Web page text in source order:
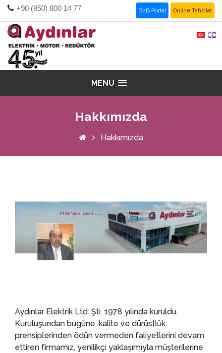
+90 (850) 800 14 77 B2B Portal Online Tahsilat
MENU
Hakkımızda
Hakkımızda
Aydınlar Elektrik Ltd. Şti. 1978 yılında kuruldu.
Kuruluşundan bugüne, kalite ve dürüstlük
prensiplerinden ödün vermeden faliyetlerini devam
ettiren firmamız, yenilikçi yaklaşımıyla müşterilerine